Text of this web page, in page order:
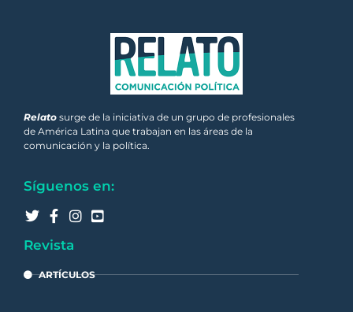
Relato surge de la iniciativa de un grupo de profesionales
de América Latina que trabajan en las áreas de la
comunicación y la política.
Síguenos en:
Revista
ARTÍCULOS